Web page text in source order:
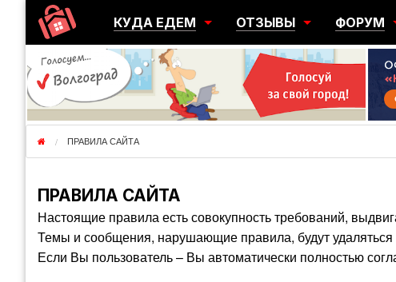
КУДА ЕДЕМ
ГОРОДА
РЕГИОНЫ
ОТЗЫВЫ
ПЕРЕЕЗДЫ
ЭМИГРАЦИЯ
ФОРУМ
ЮЖНЫЙ
ПРАВИЛА САЙТА
ПРАВИЛА САЙТА
Настоящие правила есть совокупность требований,
Темы и сообщения, нарушающие правила, будут
Если Вы пользователь – Вы автоматически полностью